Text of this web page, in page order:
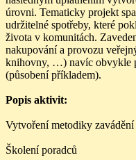
úrovni. Tematicky projekt
udržitelné spotřeby, které
života v komunitách.
nakupování a provozu
knihovny, …) navíc obvykle
(působení příkladem).
Popis aktivit:
Vytvoření metodiky
Školení poradců